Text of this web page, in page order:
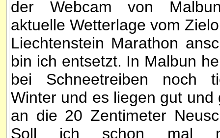
der Webcam von
aktuelle Wetterlage vom
Liechtenstein Marathon
bin ich entsetzt. In Malbun
bei Schneetreiben noch
Winter und es liegen gut und
an die 20 Zentimeter
Soll ich schon mal